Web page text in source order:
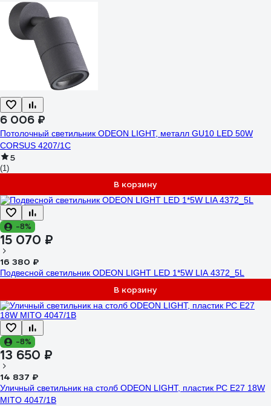
6 006 ₽
Потолочный светильник ODEON LIGHT, металл GU10 LED 50W
CORSUS 4207/1C
5
(1)
В корзину
-8%
15 070 ₽
16 380 ₽
Подвесной светильник ODEON LIGHT LED 1*5W LIA 4372_5L
В корзину
-8%
13 650 ₽
14 837 ₽
Уличный светильник на столб ODEON LIGHT, пластик PC E27 18W
MITO 4047/1B